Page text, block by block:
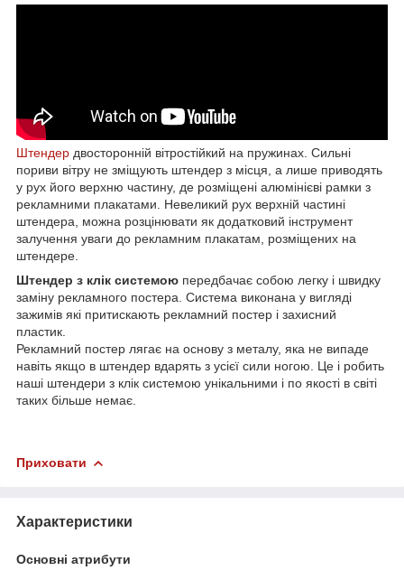
Штендер двосторонній вітростійкий на пружинах. Сильні
пориви вітру не зміщують штендер з місця, а лише приводять
у рух його верхню частину, де розміщені алюмінієві рамки з
рекламними плакатами. Невеликий рух верхній частині
штендера, можна розцінювати як додатковий інструмент
залучення уваги до рекламним плакатам, розміщених на
штендере.
Штендер з клік системою передбачає собою легку і швидку
заміну рекламного постера. Система виконана у вигляді
зажимів які притискають рекламний постер і захисний
пластик.
Рекламний постер лягає на основу з металу, яка не випаде
навіть якщо в штендер вдарять з усієї сили ногою. Це і робить
наші штендери з клік системою унікальними і по якості в світі
таких більше немає.
Приховати
Характеристики
Основні атрибути